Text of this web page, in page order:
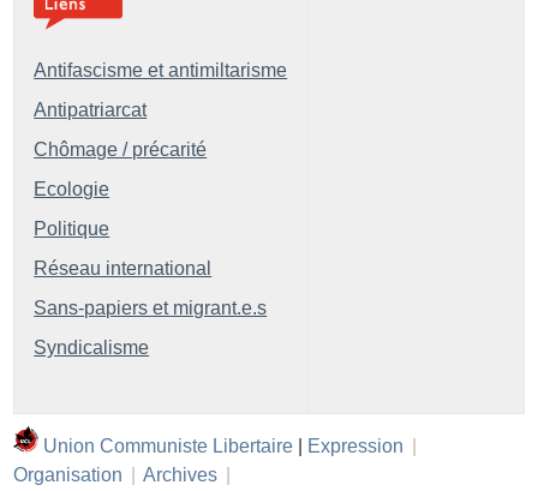
Antifascisme et antimiltarisme
Antipatriarcat
Chômage / précarité
Ecologie
Politique
Réseau international
Sans-papiers et migrant.e.s
Syndicalisme
Union Communiste Libertaire Expression
Organisation
Archives